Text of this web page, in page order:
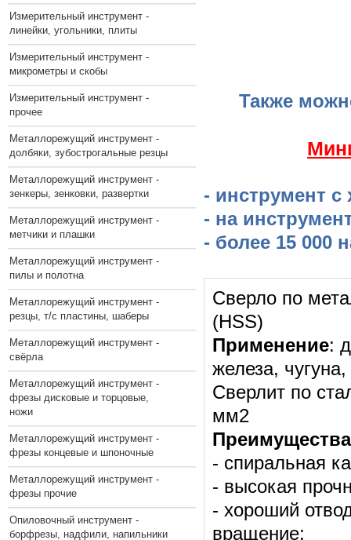
Измерительный инструмент -
линейки, угольники, плиты
Измерительный инструмент -
микрометры и скобы
Измерительный инструмент -
прочее
Металлорежущий инструмент -
долбяки, зубострогальные резцы
Металлорежущий инструмент -
зенкеры, зенковки, развертки
Металлорежущий инструмент -
метчики и плашки
Металлорежущий инструмент -
пилы и полотна
Металлорежущий инструмент -
резцы, т/с пластины, шаберы
Металлорежущий инструмент -
свёрла
Металлорежущий инструмент -
фрезы дисковые и торцовые,
ножи
Металлорежущий инструмент -
фрезы концевые и шпоночные
Металлорежущий инструмент -
фрезы прочие
Опиловочный инструмент -
борфрезы, надфили, напильники
Также
- инструмент
- на
- более 15 000
Сверло по
(HSS)
Применение:
железа,
Сверлит по
мм2
- спиральная
- высокая
- хороший
вращение;